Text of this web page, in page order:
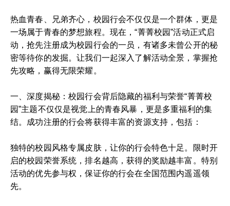
热血青春、兄弟齐心，校园行会不仅仅是一个群体，更是
一场属于青春的梦想旅程。现在，“菁菁校园”活动正式启
动，抢先注册成为校园行会的一员，有诸多未曾公开的秘
密等待你的发掘。让我们一起深入了解活动全景，掌握抢
先攻略，赢得无限荣耀。
一、深度揭秘：校园行会背后隐藏的福利与荣誉“菁菁校
园”主题不仅仅是视觉上的青春风暴，更是多重福利的集
结。成功注册的行会将获得丰富的资源支持，包括：
独特的校园风格专属皮肤，让你的行会特色十足。限时开
启的校园荣誉系统，排名越高，获得的奖励越丰富。特别
活动的优先参与权，保证你的行会在全国范围内遥遥领
先。